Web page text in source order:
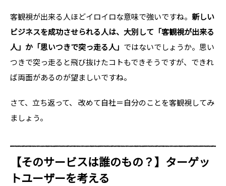
客観視が出来る人ほどイロイロな意味で強いですね。 新しい
ビジネスを成功させられる人は、大別して「客観視が出来る
人」か「思いつきで突っ走る人」 ではないでしょうか。思い
つきで突っ走ると飛び抜けたコトもできそうですが、できれ
ば両面があるのが望ましいですね。
さて、立ち返って、 改めて自社＝自分のことを客観視してみ
ましょう。
【そのサービスは誰のもの？】ターゲッ
トユーザーを考える